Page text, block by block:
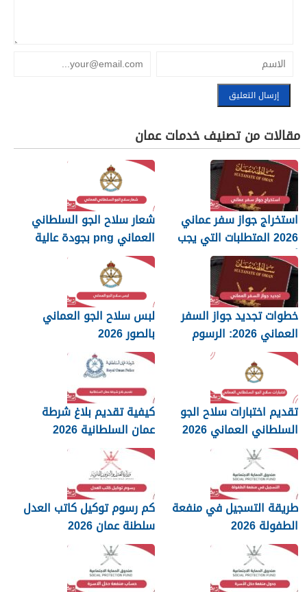
مقالات من تصنيف خدمات عمان
استخراج جواز سفر عماني
2026 المتطلبات التي يجب
أن تعرفها
شعار سلاح الجو السلطاني
العماني png بجودة عالية
2026
خطوات تجديد جواز السفر
العماني 2026: الرسوم
والمستندات المطلوبة
لبس سلاح الجو العماني
بالصور 2026
تقديم اختبارات سلاح الجو
السلطاني العماني 2026
كيفية تقديم بلاغ شرطة
عمان السلطانية 2026
طريقة التسجيل في منفعة
الطفولة 2026
كم رسوم توكيل كاتب العدل
سلطنة عمان 2026